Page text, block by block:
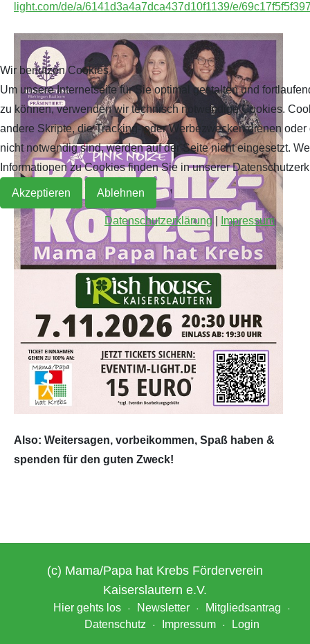
light.com/de/a/6141d3a4a7dca437d10f1139/e/
Also: Weitersagen, vorbeikommen, Spaß haben &
spenden für den guten Zweck!
(c) Mama/Papa hat Krebs Förderverein
Kaiserslautern e.V.
Hier gehts los Newsletter
Mitgliedsantrag
Datenschutz
Impressum Login
Wir benutzen Cookies
Um unsere Internetseite für Sie optimal gestalten und
zu können, verwenden wir technisch notwendige Cookies.
andere Skripte, die Tracking- oder Werbezwecken dienen
nicht notwendig sind, werden auf der Seite nicht eingesetzt.
Informationen zu Cookies finden Sie in unserer
Akzeptieren Ablehnen
Datenschutzerklärung Impressum